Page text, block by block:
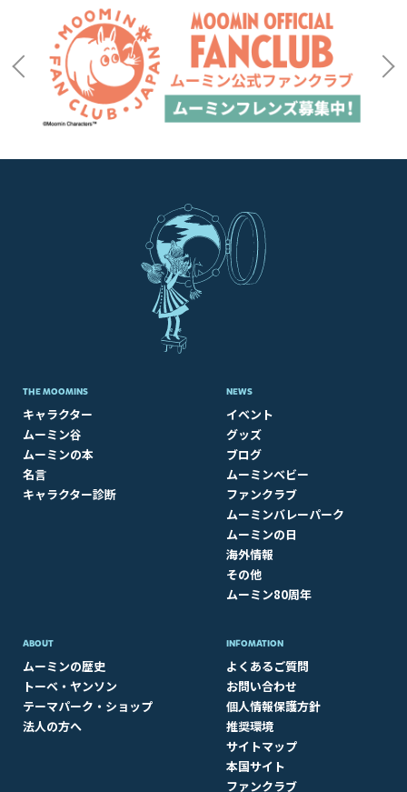
THE MOOMINS
キャラクター
ムーミン谷
ムーミンの本
名言
キャラクター診断
NEWS
イベント
グッズ
ブログ
ムーミンベビー
ファンクラブ
ムーミンバレーパーク
ムーミンの日
海外情報
その他
ムーミン80周年
ABOUT​
ムーミンの歴史
トーベ・ヤンソン
テーマパーク・ショップ
法人の方へ
INFOMATION
よくあるご質問
お問い合わせ
個人情報保護方針
推奨環境
サイトマップ
本国サイト
ファンクラブ